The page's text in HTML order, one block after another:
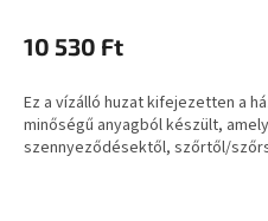
10 530 Ft
Ez a vízálló huzat kifejezetten a
minőségű anyagból készült,
szennyeződésektől, szőrtől/